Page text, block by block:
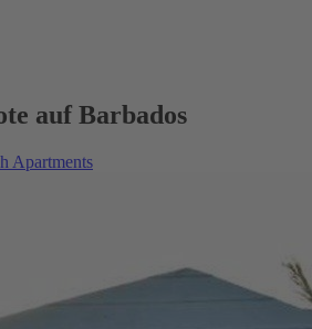
auf Barbados
Apartments